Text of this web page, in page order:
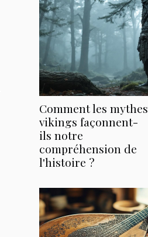
Comment les mythes
vikings façonnent-
ils notre
compréhension de
l'histoire ?